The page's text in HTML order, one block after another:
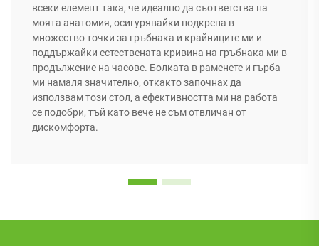
всеки елемент така, че идеално да съответства на
моята анатомия, осигурявайки подкрепа в
множество точки за гръбнака и крайниците ми и
поддържайки естествената кривина на гръбнака ми в
продължение на часове. Болката в раменете и гърба
ми намаля значително, откакто започнах да
използвам този стол, а ефективността ми на работа
се подобри, тъй като вече не съм отвличан от
дискомфорта.